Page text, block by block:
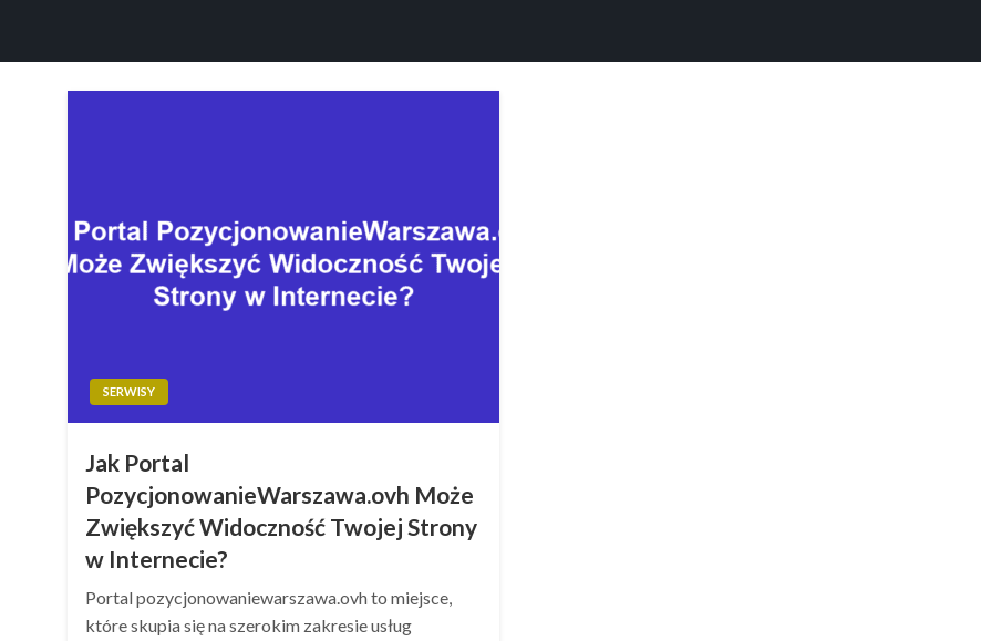
SERWISY
Jak Portal
PozycjonowanieWarszawa.ovh Może
Zwiększyć Widoczność Twojej Strony
w Internecie?
Portal pozycjonowaniewarszawa.ovh to miejsce,
które skupia się na szerokim zakresie usług